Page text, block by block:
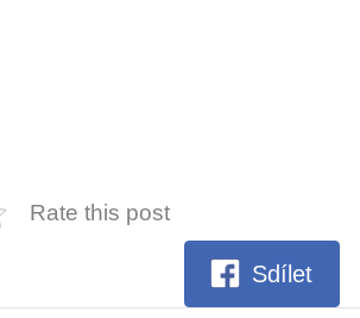
Rate this post
Sdílet